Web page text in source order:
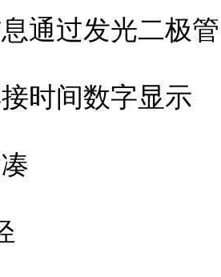
通过发光二极
时间数字显示